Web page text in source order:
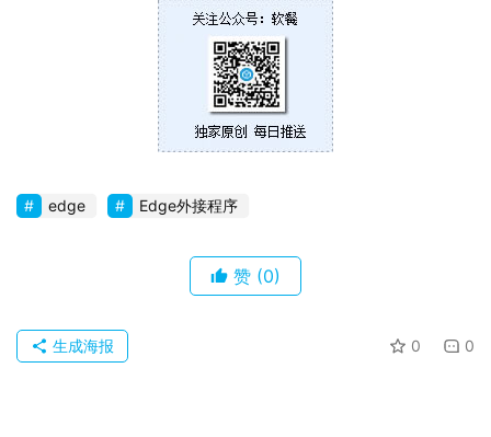
edge Edge外接程序
赞 (0)
0 0
生成海报